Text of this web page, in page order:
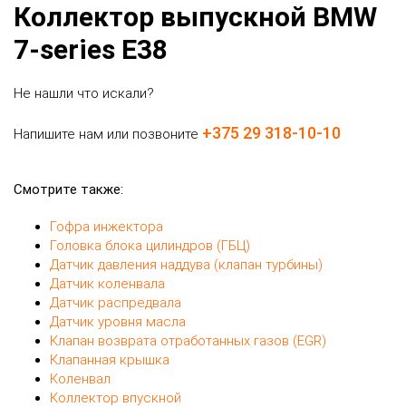
Коллектор выпускной BMW
7-series E38
Не нашли что искали?
Напишите нам или позвоните +375 29 318-10-10
Смотрите также:
Гофра инжектора
Головка блока цилиндров (ГБЦ)
Датчик давления наддува (клапан турбины)
Датчик коленвала
Датчик распредвала
Датчик уровня масла
Клапан возврата отработанных газов (EGR)
Клапанная крышка
Коленвал
Коллектор впускной